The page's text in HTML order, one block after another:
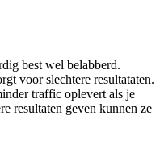
best wel belabberd.
voor slechtere resultataten.
traffic oplevert als je
resultaten geven kunnen ze